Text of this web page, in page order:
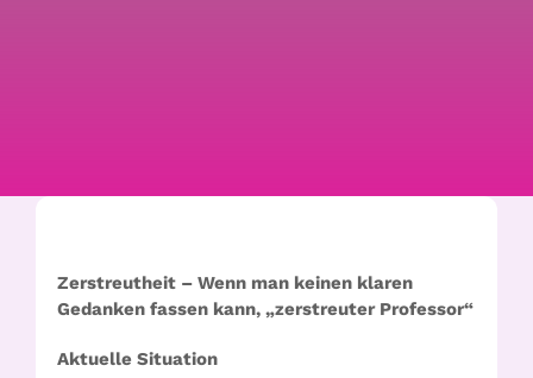
Zerstreutheit – Wenn man keinen klaren
Gedanken fassen kann, „zerstreuter Professor“
Aktuelle Situation